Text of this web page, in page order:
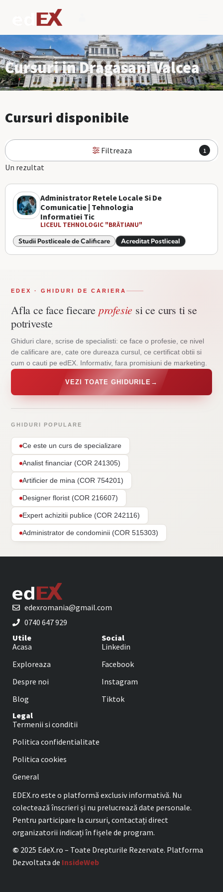
Cursuri in Dragasani Valcea
Cursuri disponibile
Filtreaza 1
Un rezultat
Administrator Retele Locale Si De
Comunicatie | Tehnologia
Informatiei Tic
LICEUL TEHNOLOGIC "BRĂTIANU"
Studii Postliceale de Calificare Acreditat Postliceal
EDEX · GHIDURI DE CARIERA
Afla ce face fiecare profesie si ce curs ti se
potriveste
Ghiduri clare, scrise de specialisti: ce face o profesie, ce nivel
de calificare are, cate ore dureaza cursul, ce certificat obtii si
cum o cauti pe edEX. Informativ, fara promisiuni de marketing.
VEZI TOATE GHIDURILE →
GHIDURI POPULARE
Ce este un curs de specializare
Analist financiar (COR 241305)
Artificier de mina (COR 754201)
Designer florist (COR 216607)
Expert achizitii publice (COR 242116)
Administrator de condominii (COR 515303)
edexromania@gmail.com
0740 647 929
Utile
Acasa
Exploreaza
Despre noi
Blog
Social
Linkedin
Facebook
Instagram
Tiktok
Legal
Termenii si conditii
Politica confidentialitate
Politica cookies
General
EDEX.ro este o platformă exclusiv informativă. Nu
colectează înscrieri și nu prelucrează date personale.
Pentru participare la cursuri, contactați direct
organizatorii indicați în fișele de program.
© 2025 EdeX.ro – Toate Drepturile Rezervate. Platforma
Dezvoltata de InsideWeb